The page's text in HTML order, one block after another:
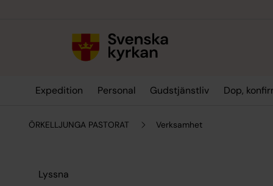
Expedition Personal Gudstjänstliv Dop,
ÖRKELLJUNGA PASTORAT Verksamhet
Lyssna